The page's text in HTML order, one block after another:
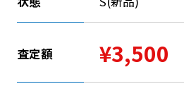
査定額 ¥3,500